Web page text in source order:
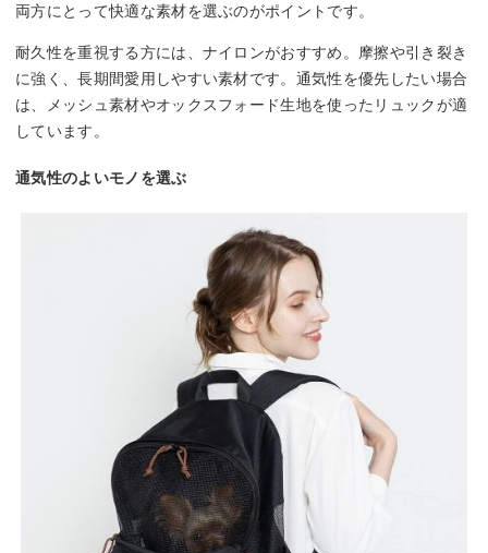
両方にとって快適な素材を選ぶのがポイントです。
耐久性を重視する方には、ナイロンがおすすめ。摩擦や引き裂き
に強く、長期間愛用しやすい素材です。通気性を優先したい場合
は、メッシュ素材やオックスフォード生地を使ったリュックが適
しています。
通気性のよいモノを選ぶ